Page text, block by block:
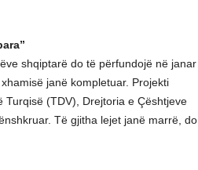
shqiptarë do të përfundojë në janar
janë kompletuar. Projekti
(TDV), Drejtoria e Çështjeve
Të gjitha lejet janë marrë, do